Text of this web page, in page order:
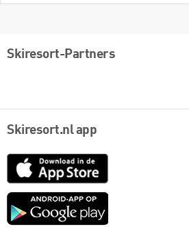
Skiresort-Partners
Skiresort.nl app
App
Google